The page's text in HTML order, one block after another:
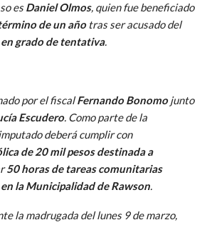
esDaniel Olmos, quien fue beneficiado
de un añotras ser acusado del
grado de tentativa.
por el fiscalFernando Bonomojunto
Escudero. Como parte de la
deberá cumplir con
de 20 mil pesos destinada a
50 horas de tareas comunitarias
la Municipalidad de Rawson.
la madrugada del lunes 9 de marzo,